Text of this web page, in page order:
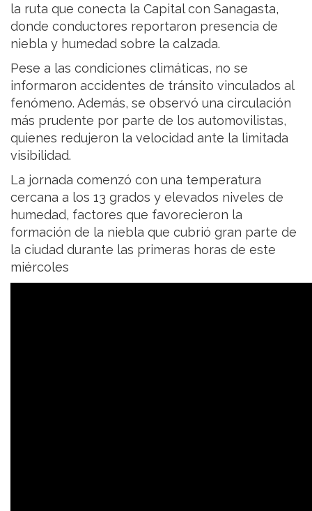
la ruta que conecta la Capital con Sanagasta,
donde conductores reportaron presencia de
niebla y humedad sobre la calzada.
Pese a las condiciones climáticas, no se
informaron accidentes de tránsito vinculados al
fenómeno. Además, se observó una circulación
más prudente por parte de los automovilistas,
quienes redujeron la velocidad ante la limitada
visibilidad.
La jornada comenzó con una temperatura
cercana a los 13 grados y elevados niveles de
humedad, factores que favorecieron la
formación de la niebla que cubrió gran parte de
la ciudad durante las primeras horas de este
miércoles